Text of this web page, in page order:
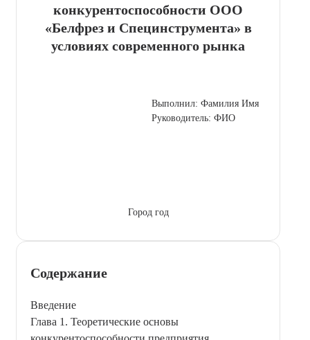
конкурентоспособности ООО
«Белфрез и Специнструмента» в
условиях современного рынка
Выполнил: Фамилия Имя
Руководитель: ФИО
Город год
Содержание
Введение
Глава 1. Теоретические основы